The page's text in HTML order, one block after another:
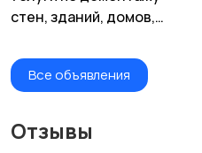
стен, зданий, домов,
других конструкций
Все объявления
Отзывы